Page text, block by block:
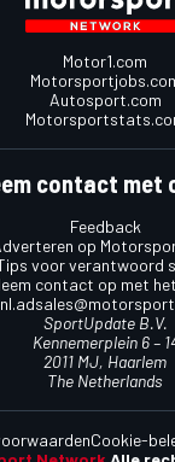
Motor1.com
Autosport.com
contact met
Feedback
op
voor verantwoord
contact op met
SportUpdate B.V.
Kennemerplein 6 –
2011 MJ, Haarlem
The Netherlands
Cookie-